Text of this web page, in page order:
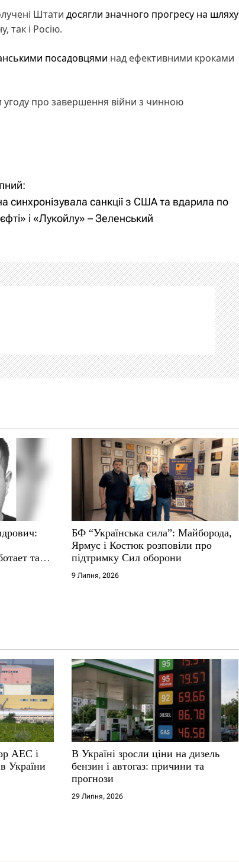
Штати досягли значного прогресу на шляху
так і Росію.
посадовцями над ефективними кроками
про завершення війни з чинною
синхронізувала санкції з США та вдарила по
і «Лукойлу» – Зеленський
там,
БФ “Українська сила”: Майборода,
Ярмус і Костюк розповіли про
підтримку Сил оборони
9 Липня, 2026
АЕС і
України
В Україні зросли ціни на дизель
бензин і автогаз: причини та
прогнози
29 Липня, 2026